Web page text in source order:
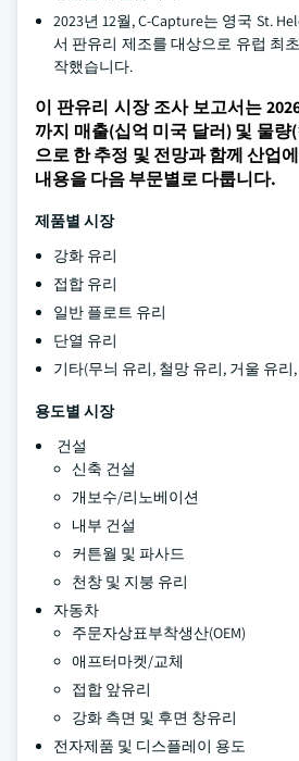
2023년 12월, C-Capture는 영국 St.
서 판유리 제조를 대상으로 유럽 최
작했습니다.
이 판유리 시장 조사 보고서는
까지 매출(십억 미국 달러) 및 물량
으로 한 추정 및 전망과 함께 산업
내용을 다음 부문별로 다룹니다.
제품별 시장
강화 유리
접합 유리
일반 플로트 유리
단열 유리
기타(무늬 유리, 철망 유리, 거울 유리
용도별 시장
건설
신축 건설
개보수/리노베이션
내부 건설
커튼월 및 파사드
천창 및 지붕 유리
자동차
주문자상표부착생산(OEM)
애프터마켓/교체
접합 앞유리
강화 측면 및 후면 창유리
전자제품 및 디스플레이 용도